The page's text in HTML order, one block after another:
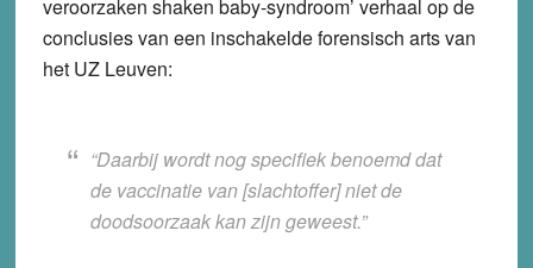
veroorzaken shaken baby-syndroom’ verhaal op de
conclusies van een inschakelde forensisch arts van
het UZ Leuven:
“Daarbij wordt nog specifiek benoemd dat
de vaccinatie van [slachtoffer] niet de
doodsoorzaak kan zijn geweest.”